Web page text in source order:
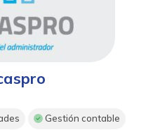
Gestión contable